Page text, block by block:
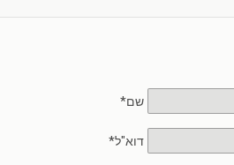
שם*
דוא"ל*